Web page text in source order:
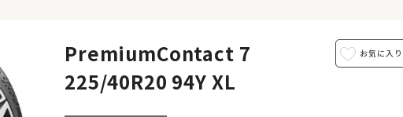
PremiumContact 7
225/40R20 94Y XL